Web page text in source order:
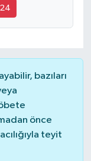
bazıları
önce
teyit